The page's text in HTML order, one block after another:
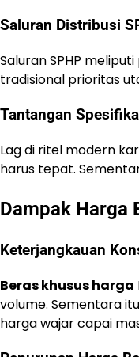
Saluran Distribusi
Saluran SPHP
tradisional prioritas
Tantangan
Lag di ritel modern
harus tepat.
Dampak Harga
Keterjangkauan
Beras khusus harga
volume. Sementara
harga wajar capai